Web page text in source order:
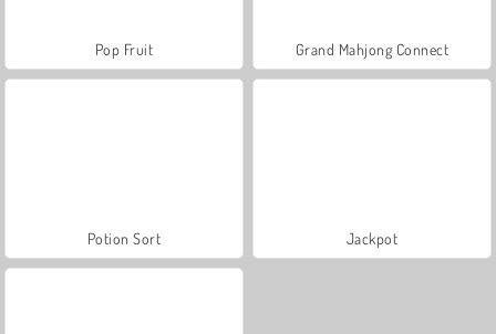
Pop Fruit Grand Mahjong Connect
Potion Sort Jackpot